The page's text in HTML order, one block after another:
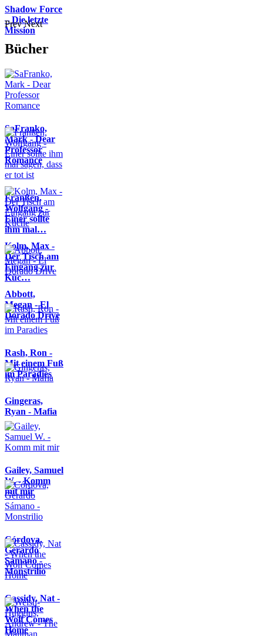
Shadow Force
– Die letzte
Mission
Prev Next
Bücher
SaFranko,
Mark - Dear
Professor
Romance
Franßen,
Wolfgang -
Einer sollte
ihm mal…
Kolm, Max -
Der Tisch am
Eingang zur
Küc…
Abbott,
Megan - El
Dorado Drive
Rash, Ron -
Mit einem Fuß
im Paradies
Gingeras,
Ryan - Mafia
Gailey, Samuel
W. - Komm
mit mir
Córdova,
Gerardo
Sámano -
Monstrilio
Cassidy, Nat -
When the
Wolf Comes
Home